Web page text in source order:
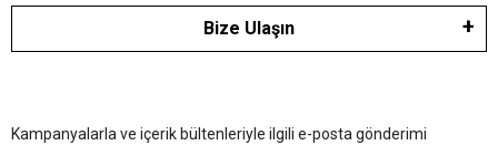
Bize Ulaşın
Kampanyalarla ve içerik bültenleriyle ilgili e-posta gönderimi